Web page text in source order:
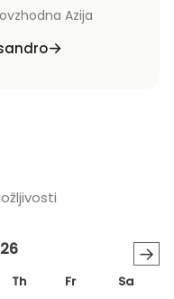
Azija
→
Th Fr Sa